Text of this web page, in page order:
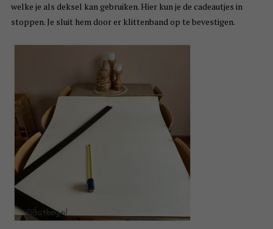
welke je als deksel kan gebruiken. Hier kun je de cadeautjes in
stoppen. Je sluit hem door er klittenband op te bevestigen.